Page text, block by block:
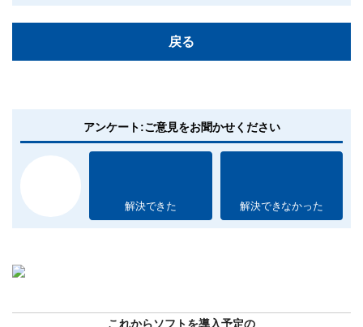
戻る
アンケート:ご意見をお聞かせください
解決できた 解決できなかった
これからソフトを導入予定の